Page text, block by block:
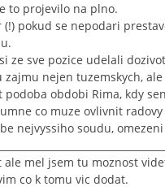
to projevilo na plno.
(!) pokud se nepodari
si ze sve pozice udelali
zajmu nejen tuzemskych,
podoba obdobi Rima, kdy
co muze ovlivnit
nejvyssiho soudu,
mel jsem tu moznost
co k tomu vic dodat.